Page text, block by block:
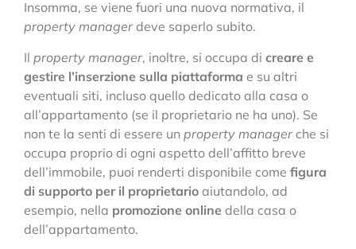
Insomma, se viene fuori una nuova normativa, il
property managerdeve saperlo subito.
Il property manager, inoltre, si occupa di creare e
gestire l’inserzione sulla piattaforma e su altri
eventuali siti, incluso quello dedicato alla casa o
all’appartamento (se il proprietario ne ha uno). Se
non te la senti di essere un property managerche si
occupa proprio di ogni aspetto dell’affitto breve
dell’immobile, puoi renderti disponibile come figura
di supporto per il proprietario aiutandolo, ad
esempio, nella promozione online della casa o
dell’appartamento.